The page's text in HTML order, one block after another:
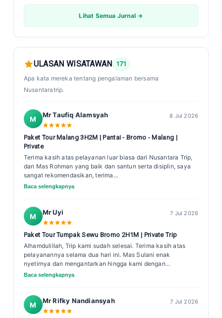
Lihat Semua Jurnal →
ULASAN WISATAWAN
171
Apa kata mereka tentang pengalaman bersama
Nusantaratrip.
M Mr Taufiq Alamsyah 8 Jul 2026
Paket Tour Malang 3H2M | Pantai - Bromo - Malang |
Private
Terima kasih atas pelayanan luar biasa dari Nusantara Trip,
dan Mas Rohman yang baik dan santun serta disiplin, saya
sangat rekomendasikan, terima...
Baca selengkapnya
M Mr Uyi 7 Jul 2026
Paket Tour Tumpak Sewu Bromo 2H1M | Private Trip
Alhamdulillah, Trip kami sudah selesai. Terima kasih atas
pelayanannya selama dua hari ini. Mas Sulani enak
nyetirnya dan mengantarkan hingga kami dengan...
Baca selengkapnya
M Mr Rifky Nandiansyah 7 Jul 2026